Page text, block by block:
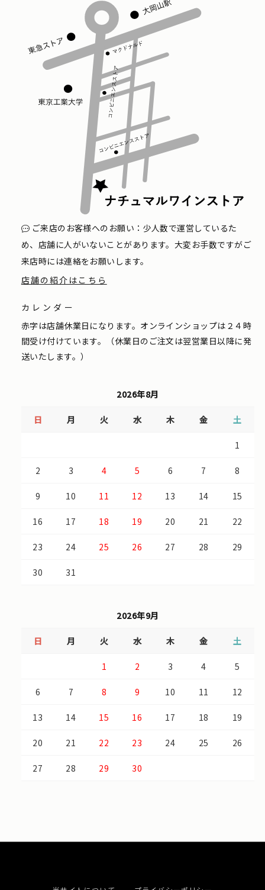
ご来店のお客様へのお願い：少人数で運営しているた
め、店舗に人がいないことがあります。大変お手数ですがご
来店時には連絡をお願いします。
店舗の紹介はこちら
カレンダー
赤字は店舗休業日になります。オンラインショップは２４時
間受け付けています。（休業日のご注文は翌営業日以降に発
送いたします。）
2026年8月
日 月 火 水 木 金 土
1
2 3 4 5 6 7 8
9 10 11 12 13 14 15
16 17 18 19 20 21 22
23 24 25 26 27 28 29
30 31
2026年9月
日 月 火 水 木 金 土
1 2 3 4 5
6 7 8 9 10 11 12
13 14 15 16 17 18 19
20 21 22 23 24 25 26
27 28 29 30